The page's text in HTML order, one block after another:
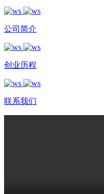
公司简介
创业历程
联系我们